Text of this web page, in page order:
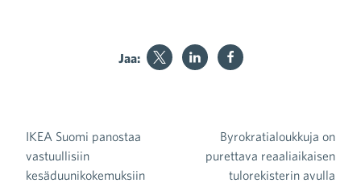
Jaa:
Artikkelien selaus
IKEA Suomi panostaa
vastuullisiin
kesäduunikokemuksiin
Byrokratialoukkuja on
purettava reaaliaikaisen
tulorekisterin avulla